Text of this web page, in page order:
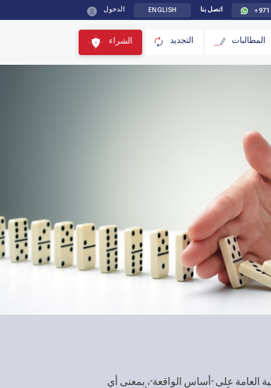
اتصل بنا ENGLISH الدخول
المطالبات التجديد الشراء
العامة على "أساس الواقعة"، بمعنى أي